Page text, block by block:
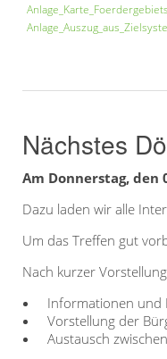
Nächstes
Am Donnerstag, den
Dazu laden wir alle
Um das Treffen gut
Nach kurzer
Informationen und
Vorstellung der
Austausch